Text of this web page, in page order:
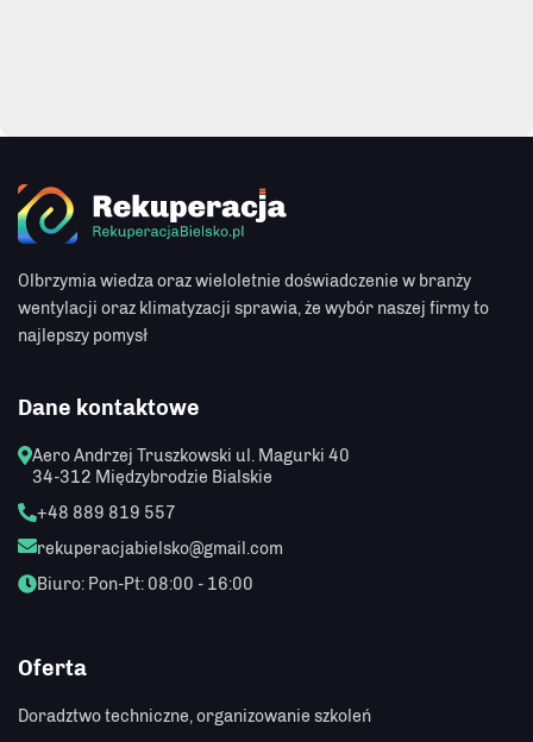
Olbrzymia wiedza oraz wieloletnie doświadczenie w branży
wentylacji oraz klimatyzacji sprawia, że wybór naszej firmy to
najlepszy pomysł
Dane kontaktowe
Aero Andrzej Truszkowski ul. Magurki 40
34-312 Międzybrodzie Bialskie
+48 889 819 557
rekuperacjabielsko@gmail.com
Biuro: Pon-Pt: 08:00 - 16:00
Oferta
Doradztwo techniczne, organizowanie szkoleń